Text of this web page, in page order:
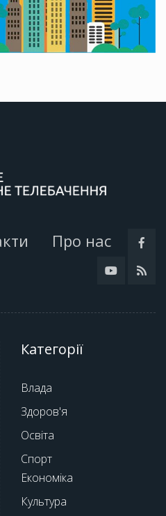
Про нас
Категорії
Влада
Здоров'я
Освіта
Спорт
Економіка
Культура